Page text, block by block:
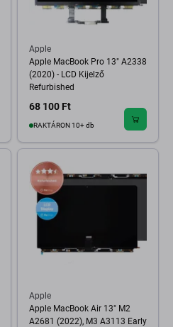
Apple
Apple MacBook Pro 13" A2338
(2020) - LCD Kijelző
Refurbished
68 100 Ft
RAKTÁRON 10+ db
Apple
Apple MacBook Air 13" M2
A2681 (2022), M3 A3113 Early